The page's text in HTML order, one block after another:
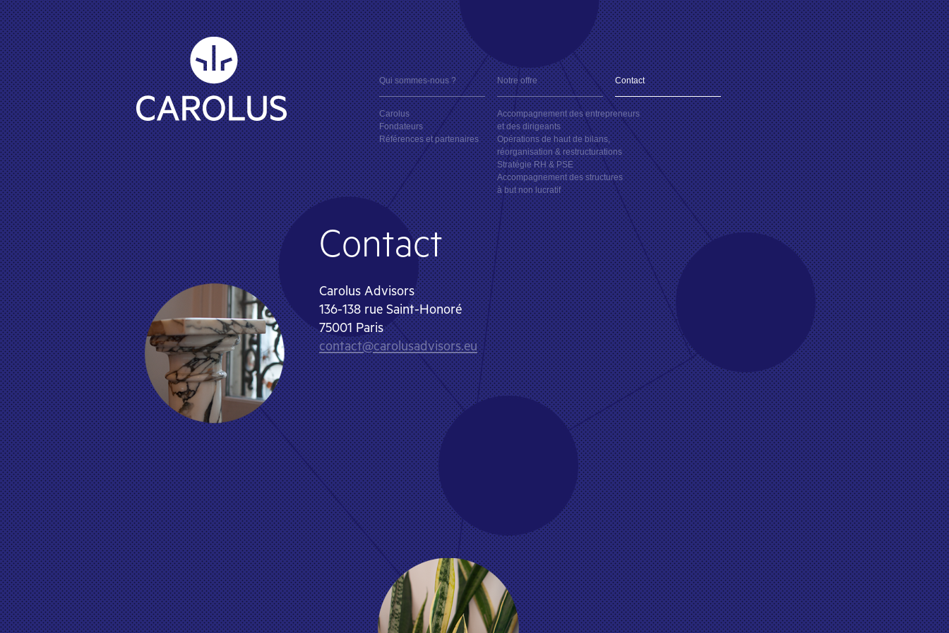
Qui sommes-nous ?
Carolus
Fondateurs
Références et partenaires
Notre offre
Accompagnement des entrepreneurs
et des dirigeants
Opérations de haut de bilans,
réorganisation & restructurations
Stratégie RH & PSE
Accompagnement des structures
à but non lucratif
Contact
Contact
Carolus Advisors
136-138 rue Saint-Honoré
75001 Paris
contact@carolusadvisors.eu